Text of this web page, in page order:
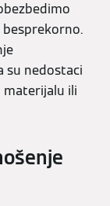
su nedostaci
materijalu ili